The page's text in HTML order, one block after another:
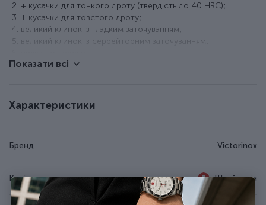
+ кусачки для тонкого дроту (твердість до 40 HRC);
+ кусачки для товстого дроту;
великий клинок із гладким заточуванням;
великий клинок із серрейторним заточуванням;
пилка по металу;
+ плоска викрутка 3 мм;
+ інструмент для відкриття ящиків;
хрестова викрутка 1/2;
стамеска 7 мм;
Показати всі
Характеристики
Бренд Victorinox
Країна походження Швейцарія